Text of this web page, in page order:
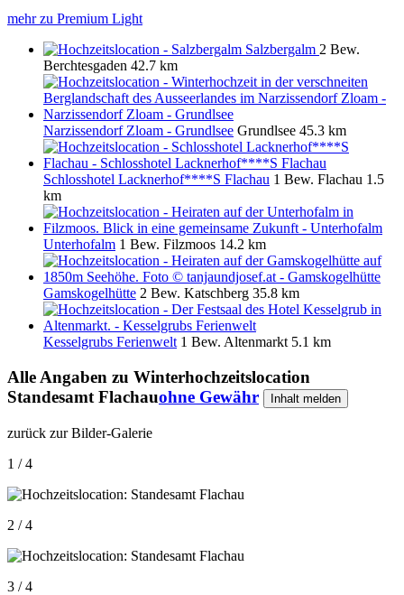
mehr zu Premium Light
Salzbergalm 2 Bew.
Berchtesgaden 42.7 km
Narzissendorf Zloam - Grundlsee Grundlsee 45.3 km
Schlosshotel Lacknerhof****S Flachau 1 Bew. Flachau 1.5
km
Unterhofalm 1 Bew. Filzmoos 14.2 km
Gamskogelhütte 2 Bew. Katschberg 35.8 km
Kesselgrubs Ferienwelt 1 Bew. Altenmarkt 5.1 km
Alle Angaben zu Winterhochzeitslocation
Standesamt Flachauohne Gewähr Inhalt melden
zurück zur Bilder-Galerie
1 / 4
2 / 4
3 / 4